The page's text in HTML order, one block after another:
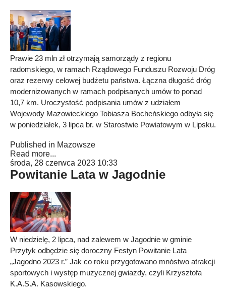
Prawie 23 mln zł otrzymają samorządy z regionu
radomskiego, w ramach Rządowego Funduszu Rozwoju Dróg
oraz rezerwy celowej budżetu państwa. Łączna długość dróg
modernizowanych w ramach podpisanych umów to ponad
10,7 km. Uroczystość podpisania umów z udziałem
Wojewody Mazowieckiego Tobiasza Bocheńskiego odbyła się
w poniedziałek, 3 lipca br. w Starostwie Powiatowym w Lipsku.
Published in Mazowsze
Read more...
środa, 28 czerwca 2023 10:33
Powitanie Lata w Jagodnie
W niedzielę, 2 lipca, nad zalewem w Jagodnie w gminie
Przytyk odbędzie się doroczny Festyn Powitanie Lata
„Jagodno 2023 r.” Jak co roku przygotowano mnóstwo atrakcji
sportowych i występ muzycznej gwiazdy, czyli Krzysztofa
K.A.S.A. Kasowskiego.